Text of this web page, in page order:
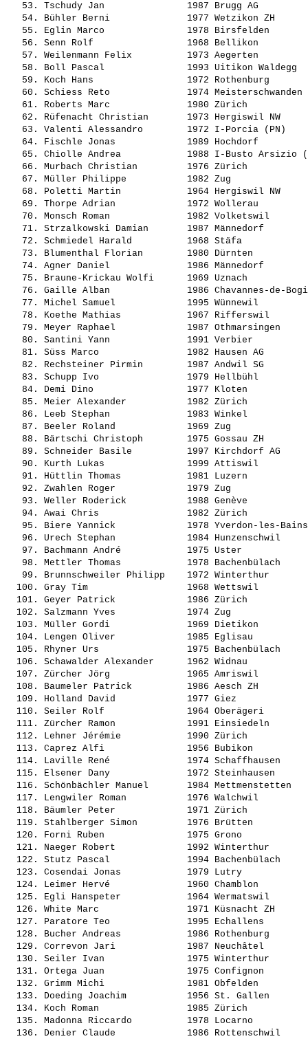
   53.
Tschudy Jan
1987 Brugg AG
   54.
Bühler Berni
1977 Wetzikon
   55.
Eglin Marco
1978 Birsfelden
   56.
Senn Rolf
1968 Bellikon
   57.
Weilenmann Felix
1973 Aegerten
   58.
Boll Pascal
1993 Uitikon
   59.
Koch Hans
1972 Rothenburg
   60.
Schiess Reto
1974
   61.
Roberts Marc
1980 Zürich
   62.
Rüfenacht Christian
1973 Hergiswil
   63.
Valenti Alessandro
1972 I-Porcia (PN)
   64.
Fischle Jonas
1989 Hochdorf
   65.
Chiolle Andrea
1988 I-Busto
   66.
Murbach Christian
1976 Zürich
   67.
Müller Philippe
1982 Zug
   68.
Poletti Martin
1964 Hergiswil
   69.
Thorpe Adrian
1972 Wollerau
   70.
Monsch Roman
1982 Volketswil
   71.
Strzalkowski Damian
1987 Männedorf
   72.
Schmiedel Harald
1968 Stäfa
   73.
Blumenthal Florian
1980 Dürnten
   74.
Agner Daniel
1986 Männedorf
   75.
Braune-Krickau Wolfi
1969 Uznach
   76.
Gaille Alban
1986 Chavannes-
   77.
Michel Samuel
1995 Wünnewil
   78.
Koethe Mathias
1967 Rifferswil
   79.
Meyer Raphael
1987
   80.
Santini Yann
1991 Verbier
   81.
Süss Marco
1982 Hausen AG
   82.
Rechsteiner Pirmin
1987 Andwil SG
   83.
Schupp Ivo
1979 Hellbühl
   84.
Demi Dino
1977 Kloten
   85.
Meier Alexander
1982 Zürich
   86.
Leeb Stephan
1983 Winkel
   87.
Beeler Roland
1969 Zug
   88.
Bärtschi Christoph
1975 Gossau ZH
   89.
Schneider Basile
1997 Kirchdorf AG
   90.
Kurth Lukas
1999 Attiswil
   91.
Hüttlin Thomas
1981 Luzern
   92.
Zwahlen Roger
1979 Zug
   93.
Weller Roderick
1988 Genève
   94.
Awai Chris
1982 Zürich
   95.
Biere Yannick
1978 Yverdon-les-
   96.
Urech Stephan
1984
   97.
Bachmann André
1975 Uster
   98.
Mettler Thomas
1978
   99.
Brunnschweiler Philipp
1972 Winterthur
  100.
Gray Tim
1968 Wettswil
  101.
Geyer Patrick
1986 Zürich
  102.
Salzmann Yves
1974 Zug
  103.
Müller Gordi
1969 Dietikon
  104.
Lengen Oliver
1985 Eglisau
  105.
Rhyner Urs
1975
  106.
Schawalder Alexander
1962 Widnau
  107.
Zürcher Jörg
1965 Amriswil
  108.
Baumeler Patrick
1986 Aesch ZH
  109.
Holland David
1977 Giez
  110.
Seiler Rolf
1964 Oberägeri
  111.
Zürcher Ramon
1991 Einsiedeln
  112.
Lehner Jérémie
1990 Zürich
  113.
Caprez Alfi
1956 Bubikon
  114.
Laville René
1974 Schaffhausen
  115.
Elsener Dany
1972 Steinhausen
  116.
Schönbächler Manuel
1984
  117.
Lengwiler Roman
1976 Walchwil
  118.
Bäumler Peter
1971 Zürich
  119.
Stahlberger Simon
1976 Brütten
  120.
Forni Ruben
1975 Grono
  121.
Naeger Robert
1992 Winterthur
  122.
Stutz Pascal
1994
  123.
Cosendai Jonas
1979 Lutry
  124.
Leimer Hervé
1960 Chamblon
  125.
Egli Hanspeter
1964 Wermatswil
  126.
White Marc
1971 Küsnacht
  127.
Paratore Teo
1995 Echallens
  128.
Bucher Andreas
1986
  129.
Correvon Jari
1987 Neuchâtel
  130.
Seiler Ivan
1975 Winterthur
  131.
Ortega Juan
1975 Confignon
  132.
Grimm Michi
1981 Obfelden
  133.
Doeding Joachim
1956 St. Gallen
  134.
Koch Roman
1985 Zürich
  135.
Madonna Riccardo
1978 Locarno
  136.
Denier Claude
1986